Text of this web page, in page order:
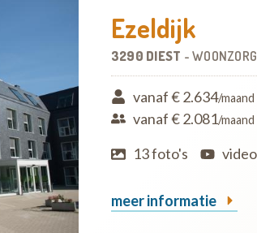
Ezeldijk
3290 DIEST -
vanaf € 2.634/maand
vanaf € 2.081/maand
13 foto's
video
meer informatie